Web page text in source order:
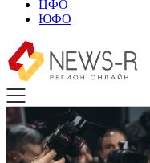
ЦФО
ЮФО